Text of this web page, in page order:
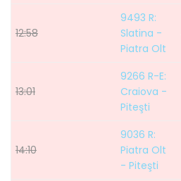
12:58
9493 R:
Slatina -
Piatra Olt
13:01
9266 R-E:
Craiova -
Piteşti
14:10
9036 R:
Piatra Olt
- Piteşti